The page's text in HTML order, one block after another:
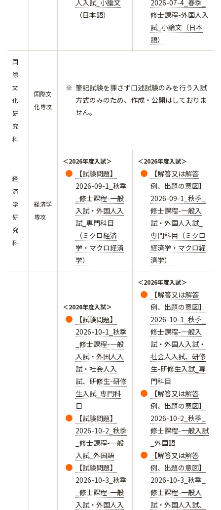
人入試_小論文
（日本語）
2026-07-4_春季_
修士課程-外国人入
試_小論文（日本
語）
国
際
文
化
研
究
科
国際文
化専攻
筆記試験を課さず口述試験のみを行う入試
方式のみのため、作成・公開はしておりま
せん。
経
済
学
研
究
科
経済学
専攻
＜2026年度入試＞
【試験問題】
2026-09-1_秋季
_修士課程-一般
入試・外国人入
試_専門科目
（ミクロ経済
学・マクロ経済
学）
＜2026年度入試＞
【解答又は解答
例、出題の意図】
2026-09-1_秋季_
修士課程-一般入
試・外国人入試_
専門科目（ミクロ
経済学・マクロ経
済学）
＜2026年度入試＞
【試験問題】
2026-10-1_秋季
_修士課程-一般
入試・外国人入
試・社会人入
試、研修生-研修
生入試_専門科
目
【試験問題】
2026-10-2_秋季
_修士課程-一般
入試_外国語
【試験問題】
2026-10-3_秋季
_修士課程-一般
入試・外国人入
＜2026年度入試＞
【解答又は解答
例、出題の意図】
2026-10-1_秋季_
修士課程-一般入
試・外国人入試・
社会人入試、研修
生-研修生入試_専
門科目
【解答又は解答
例、出題の意図】
2026-10-2_秋季_
修士課程-一般入試
_外国語
【解答又は解答
例、出題の意図】
2026-10-3_秋季_
修士課程-一般入
試・外国人入試、